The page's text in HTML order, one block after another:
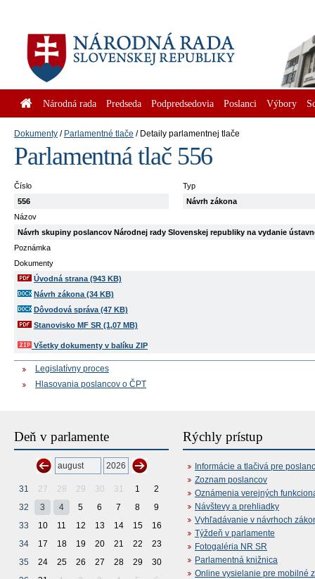
Národná rada Predseda Podpredsedovia Poslanci Výbory
Dokumenty Parlamentné tlače Detaily parlamentnej tlače
Parlamentná tlač 556
Číslo
556
Typ
Návrh zákona
Názov
Návrh skupiny poslancov Národnej rady Slovenskej republiky na vydanie
Poznámka
Dokumenty
Úvodná strana (943 KB)
Návrh zákona (34 KB)
Dôvodová správa (47 KB)
Stanovisko MF SR (1,07 MB)
Všetky dokumenty v balíku ZIP
Legislatívny proces
Hlasovania poslancov o ČPT
Deň v parlamente
31 27 28 29 30 31 1
2
32
3 4 5 6 7 8
9
33
10 11 12 13 14 15
16
34
17 18 19 20 21 22
23
35
24 25 26 27 28 29
30
Rýchly prístup
Informácie a tlačivá pre
Zoznam poslancov
Oznámenia verejných
Návštevy a prehliadky
Vyhľadávanie v návrhoch
Týždeň v parlamente
Fotogaléria NR SR
Parlamentná knižnica
Online vysielanie pre mobilné